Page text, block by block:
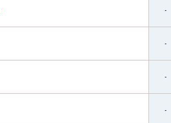
-
-
-
-